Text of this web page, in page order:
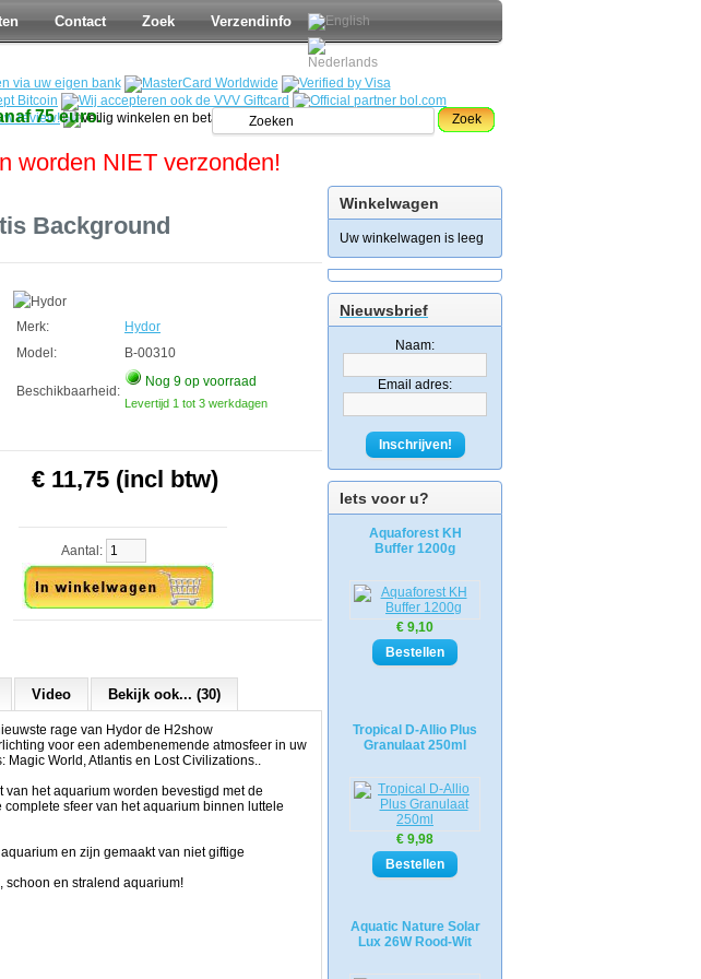
Contact Zoek Verzendinfo
75 euro. Zoek
worden NIET verzonden!
Winkelwagen
Uw winkelwagen is leeg
Nieuwsbrief
Naam:
Email adres:
Inschrijven!
Iets voor u?
Aquaforest KH
Buffer 1200g
€ 9,10
Tropical D-Allio Plus
Granulaat 250ml
€ 9,98
Aquatic Nature Solar
Lux 26W Rood-Wit
Background
Merk:
Hydor
Model:
B-00310
Beschikbaarheid:
Nog 9 op voorraad
Levertijd 1 tot 3 werkdagen
€ 11,75 (incl btw)
Aantal:
Video Bekijk ook... (30)
rage van Hydor de H2show
voor een adembenemende atmosfeer in uw
World, Atlantis en Lost Civilizations..
het aquarium worden bevestigd met de
sfeer van het aquarium binnen luttele
en zijn gemaakt van niet giftige
schoon en stralend aquarium!